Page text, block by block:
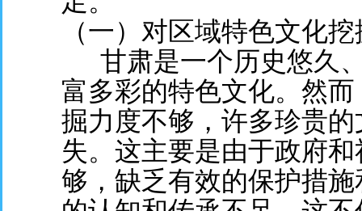
（一）对区域特色文化
甘肃是一个历史悠久
富多彩的特色文化。然
掘力度不够，许多珍贵
失。这主要是由于政府
够，缺乏有效的保护措